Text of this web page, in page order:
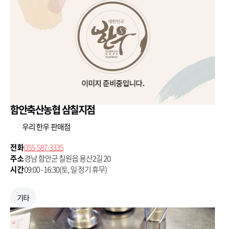
함안축산농협 삼칠지점
우리 한우 판매점
전화055-587-3335
주소경남 함안군 칠원읍 용산2길 20
시간09:00 - 16:30(토, 일 정기 휴무)
기타